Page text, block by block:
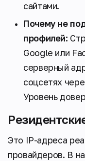
сайтами.
Почему не
профилей:
Google или
серверный
соцсетях
Уровень
Это IP-адреса
провайдеров. В